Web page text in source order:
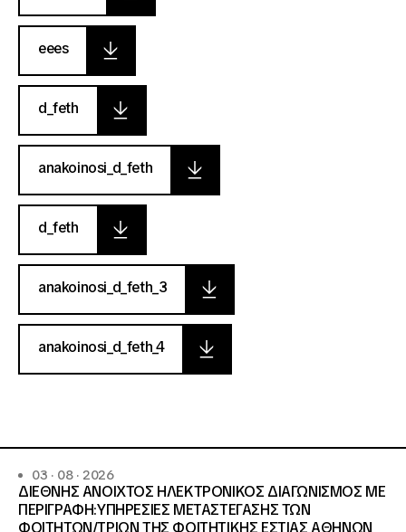
eees
d_feth
anakoinosi_d_feth
d_feth
anakoinosi_d_feth_3
anakoinosi_d_feth_4
03 · 08 · 2026
ΔΙΕΘΝΗΣ ΑΝΟΙΧΤΟΣ ΗΛΕΚΤΡΟΝΙΚΟΣ ΔΙΑΓΩΝΙΣΜΟΣ ΜΕ
ΠΕΡΙΓΡΑΦΗ:ΥΠΗΡΕΣΙΕΣ METAΣΤΕΓΑΣΗΣ ΤΩΝ
ΦΟΙΤΗΤΩΝ/ΤΡΙΩΝ ΤΗΣ ΦΟΙΤΗΤΙΚΗΣ ΕΣΤΙΑΣ ΑΘΗΝΩΝ